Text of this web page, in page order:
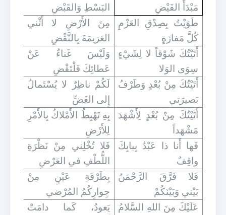
مَبْدَأَ الفَيْضِ
البَسْطِ وَالقَبْضِ
طَوَيْتُ بِصِدْقِ العَزْمِ
كُلَّ مَفازَةٍ
مِنَ الأَرْضِ لا أَثْني
العَزيمَةَ بِالنَّقْضِ
أَتَيْتُكَ شَوْقاً لا لِشَيْءٍ
سِوَى الوَلا
وَلَيْسَ غَناءٌ عَنْ
عَطائِكَ فَلْتَقْضِ
أَتَيْتُكَ مِنْ بُعْدٍ وَطَرْفُ
بَصيرَتي
لَكُمْ ناظِرٌ لا يُسْتَمالُ
إِلى الغَضِّ
أَتَيْتُكَ مِنْ بُعْدٍ لِأَشْهَدَ
مَشْهَداً
بِهِ تَهْبِطُ الأَمْلاكُ بِالأَمْرِ
لِلأَرْضِ
فَها أَنا ذا عَبْدٌ بِبابِكَ
واقِفٌ
فَلا تُخْلِني مِنْ نَظْرَةِ
اللُّطْفِ في العَرْضِ
فَلا فَرَّقَ الرَّحْمَنُ
بَيْني وَبَيْنَكُمْ
بِطَرْفَةِ عَيْنٍ مِنْ
جِوارِكُمُ المُرْضي
عَلَيْكَ مِنَ اللهِ السَّلامُ
يَعودُ، كَما دامَتْ